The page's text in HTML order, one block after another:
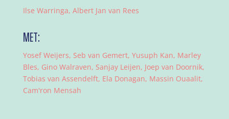
Ilse Warringa, Albert Jan van Rees
MET:
Yosef Weijers, Seb van Gemert, Yusuph Kan, Marley
Bles, Gino Walraven, Sanjay Leijen, Joep van Doornik,
Tobias van Assendelft, Ela Donagan, Massin Ouaalit,
Cam'ron Mensah